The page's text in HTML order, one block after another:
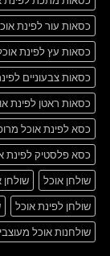
כסאות עור לפינת
כסאות עץ לפינת
כסאות צבעוניים
כסאות ראטן לפינת
כסא לפינת אוכל
כסא פלסטיק לפינת
שולחן אוכל
שולחן
שולחן לפינת אוכל
שולחנות אוכל